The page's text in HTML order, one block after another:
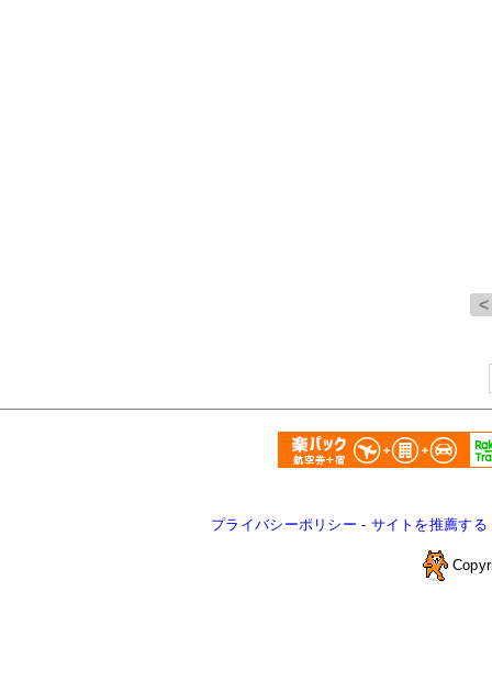
プライバシーポリシー - サイトを推薦する